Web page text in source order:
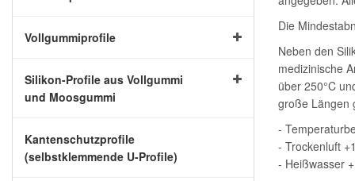
Die
Neben den
medizinische
über 250°C
große Längen
-
- Trockenluft
- Heißwasser
Vollgummiprofile
Silikon-Profile aus Vollgummi
und Moosgummi
Kantenschutzprofile
(selbstklemmende U-Profile)